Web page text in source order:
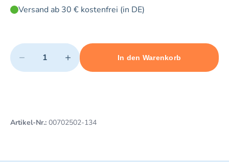
Versand ab 30 € kostenfrei (in DE)
Quantity
− +
Minimum quantity: 1 Maximum quantity: 3
In den Warenkorb
Add 1 item to cart
Artikel-Nr.: 00702502-134